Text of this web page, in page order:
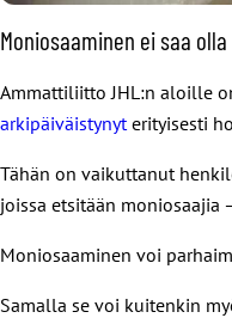
Moniosaaminen ei saa
Ammattiliitto JHL:n aloille
arkipäiväistynyt erityisesti
Tähän on vaikuttanut
joissa etsitään moniosaajia
Moniosaaminen voi
Samalla se voi kuitenkin